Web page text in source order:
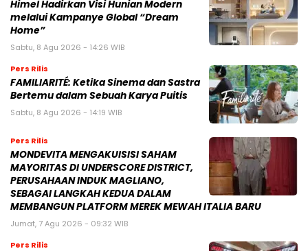
Himel Hadirkan Visi Hunian Modern
melalui Kampanye Global “Dream
Home”
Sabtu, 8 Agu 2026 - 14:26 WIB
Pers Rilis
FAMILIARITÉ: Ketika Sinema dan Sastra
Bertemu dalam Sebuah Karya Puitis
Sabtu, 8 Agu 2026 - 14:19 WIB
Pers Rilis
MONDEVITA MENGAKUISISI SAHAM
MAYORITAS DI UNDERSCORE DISTRICT,
PERUSAHAAN INDUK MAGLIANO,
SEBAGAI LANGKAH KEDUA DALAM
MEMBANGUN PLATFORM MEREK MEWAH ITALIA BARU
Jumat, 7 Agu 2026 - 09:32 WIB
Pers Rilis